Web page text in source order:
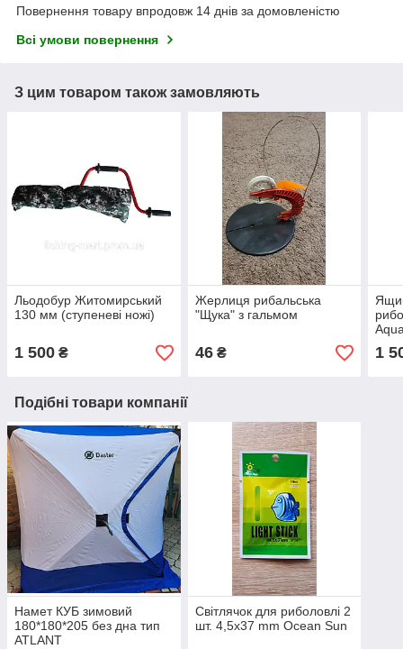
Повернення товару впродовж 14 днів за домовленістю
Всі умови повернення
З цим товаром також замовляють
Льодобур Житомирський
130 мм (ступеневі ножі)
1 500 ₴
Жерлиця рибальська
"Щука" з гальмом
46₴ 1
Подібні товари компанії
Намет КУБ зимовий
180*180*205 без дна тип
ATLANT
Світлячок для риболовлі 2
шт. 4,5х37 mm Ocean Sun